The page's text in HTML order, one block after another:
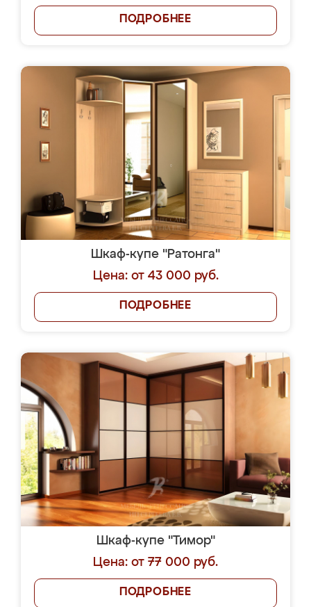
ПОДРОБНЕЕ
Шкаф-купе "Ратонга"
Цена: от 43 000 руб.
ПОДРОБНЕЕ
Шкаф-купе "Тимор"
Цена: от 77 000 руб.
ПОДРОБНЕЕ